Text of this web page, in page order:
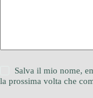
Salva il mio nome,
la prossima volta che